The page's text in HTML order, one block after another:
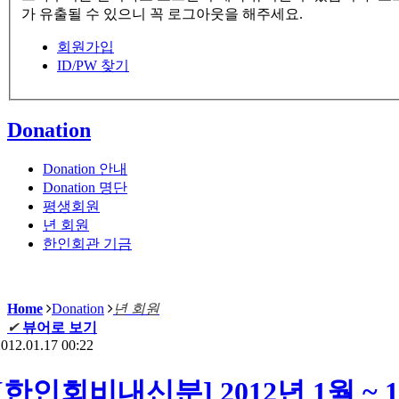
가 유출될 수 있으니 꼭 로그아웃을 해주세요.
회원가입
ID/PW 찾기
Donation
Donation 안내
Donation 명단
평생회원
년 회원
한인회관 기금
Home Donation
년 회원
✔ 뷰어로 보기
00:22
인회비내신분] 2012년 1월 ~